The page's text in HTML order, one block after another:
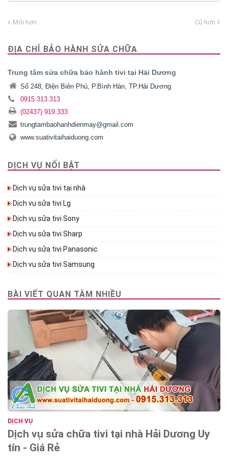
Mới hơn Cũ hơn
ĐỊA CHỈ BẢO HÀNH SỬA CHỮA
Trung tâm sửa chữa bảo hành tivi tại Hải Dương
Số 248, Điện Biên Phủ, P.Bình Hàn, TP.Hải Dương
0915.313.313
(02437) 919.333
trungtambaohanhdienmay@gmail.com
www.suativitaihaiduong.com
DỊCH VỤ NỔI BẬT
Dịch vụ sửa tivi tại nhà
Dịch vụ sửa tivi Lg
Dịch vụ sửa tivi Sony
Dịch vụ sửa tivi Sharp
Dịch vụ sửa tivi Panasonic
Dịch vụ sửa tivi Samsung
BÀI VIẾT QUAN TÂM NHIỀU
DỊCH VỤ
Dịch vụ sửa chữa tivi tại nhà Hải Dương Uy
tín - Giá Rẻ